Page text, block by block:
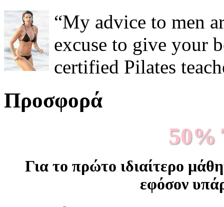
“My advice to men
excuse to give your
certified Pilates
Προσφορά
Για το πρώτο ιδιαίτερο
εφόσον